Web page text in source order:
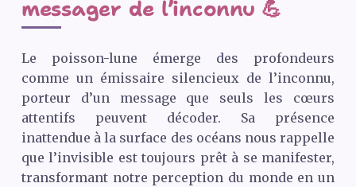
messager de l’inconnu 💪
Le poisson-lune émerge des profondeurs
comme un émissaire silencieux de l’inconnu,
porteur d’un message que seuls les cœurs
attentifs peuvent décoder. Sa présence
inattendue à la surface des océans nous rappelle
que l’invisible est toujours prêt à se manifester,
transformant notre perception du monde en un